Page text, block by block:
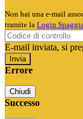
Non hai una e-mail
tramite la Login
E-mail inviata, si
Errore
Chiudi
Successo